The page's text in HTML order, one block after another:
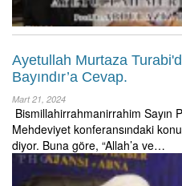
Ayetullah Murtaza
Bayındır’a Cevap.
Mart 21, 2024
Bismillahirrahmanirrahim Sayın
Mehdeviyet konferansındaki
diyor. Buna göre, “Allah’a ve…